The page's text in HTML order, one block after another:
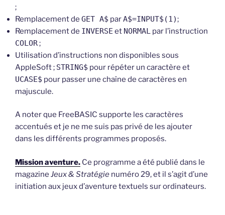
;
Remplacement de GET A$ parA$=INPUT$(1);
Remplacement de INVERSE et NORMAL par l’instruction
COLOR;
Utilisation d’instructions non disponibles sous
AppleSoft ; STRING$ pour répéter un caractère et
UCASE$ pour passer une chaîne de caractères en
majuscule.
A noter que FreeBASIC supporte les caractères
accentués et je ne me suis pas privé de les ajouter
dans les différents programmes proposés.
Mission aventure. Ce programme a été publié dans le
magazine Jeux & Stratégie numéro 29, et il s’agit d’une
initiation aux jeux d’aventure textuels sur ordinateurs.